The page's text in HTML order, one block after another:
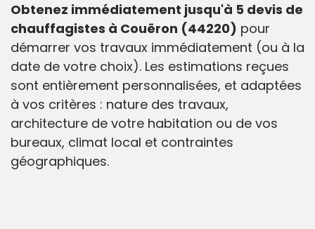
Obtenez immédiatement jusqu'à 5 devis de
chauffagistes à Couëron (44220) pour
démarrer vos travaux immédiatement (ou à la
date de votre choix). Les estimations reçues
sont entièrement personnalisées, et adaptées
à vos critères : nature des travaux,
architecture de votre habitation ou de vos
bureaux, climat local et contraintes
géographiques.